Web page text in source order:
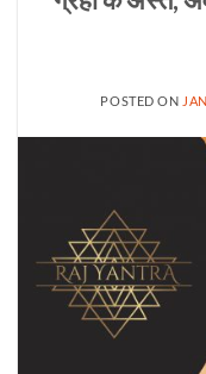
POSTED ON